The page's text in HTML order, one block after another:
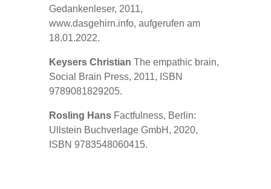
Gedankenleser, 2011,
www.dasgehirn.info, aufgerufen am
18.01.2022.
Keysers Christian The empathic brain,
Social Brain Press, 2011, ISBN
9789081829205.
Rosling HansFactfulness, Berlin:
Ullstein Buchverlage GmbH, 2020,
ISBN 9783548060415.